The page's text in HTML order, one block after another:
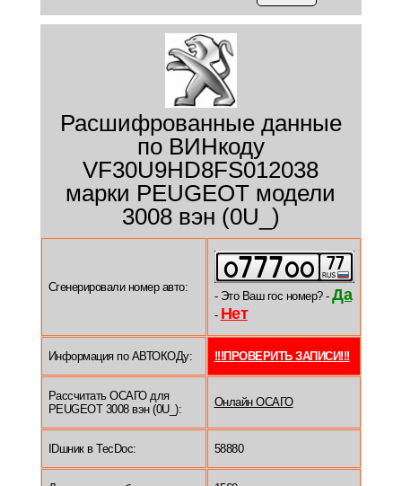
Расшифрованные данные
по ВИНкоду
VF30U9HD8FS012038
марки PEUGEOT модели
3008 вэн (0U_)
Сгенерировали номер авто:
- Это Ваш гос номер? - Да
- Нет
Информация по АВТОКОДу: !!!ПРОВЕРИТЬ ЗАПИСИ!!!
Рассчитать ОСАГО для
PEUGEOT 3008 вэн (0U_):
Онлайн ОСАГО
IDшник в TecDoc: 58880